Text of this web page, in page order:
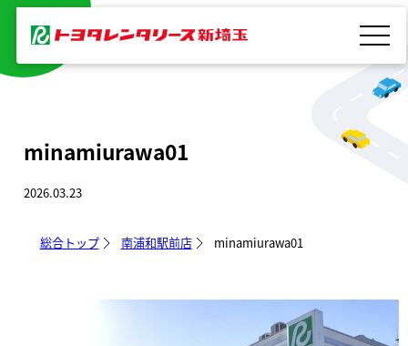
を
minamiurawa01
2026.03.23
総合トップ 南浦和駅前店 minamiurawa01